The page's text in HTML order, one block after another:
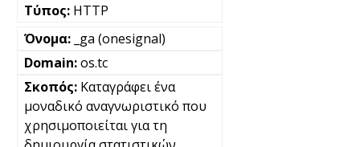
HTTP
_ga (onesignal)
os.tc
Καταγράφει ένα
μοναδικό αναγνωριστικό που
χρησιμοποιείται για τη